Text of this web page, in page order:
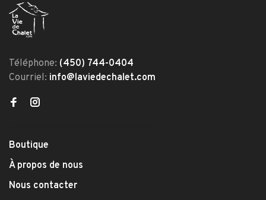
Téléphone: (450) 744-0404
Courriel: info@laviedechalet.com
Boutique
À propos de nous
Nous contacter